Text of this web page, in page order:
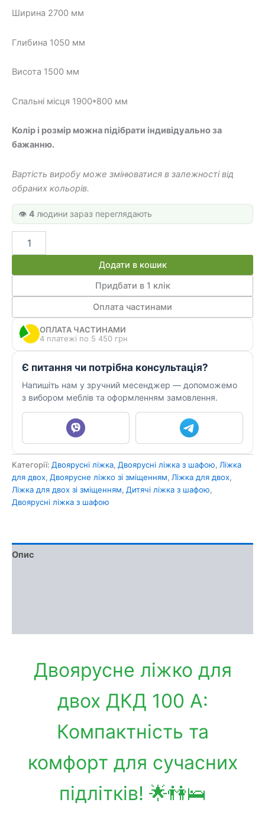
Ширина 2700 мм
Глибина 1050 мм
Висота 1500 мм
Спальні місця 1900*800 мм
Колір і розмір можна підібрати індивідуально за
бажанню.
Вартість виробу може змінюватися в залежності від
обраних кольорів.
👁️ 4 людини зараз переглядають
ліжко
двох
100
кількість
Додати в кошик
Придбати в 1 клік
Оплата частинами
ОПЛАТА ЧАСТИНАМИ
4 платежі по 5 450 грн
Є питання чи потрібна консультація?
Напишіть нам у зручний месенджер — допоможемо
з вибором меблів та оформленням замовлення.
Категорії: Двоярусні ліжка, Двоярусні ліжка з шафою, Ліжка
для двох, Двоярусне ліжко зі зміщенням, Ліжка для двох,
Ліжка для двох зі зміщенням, Дитячі ліжка з шафою,
Двоярусні ліжка з шафою
Опис
Двоярусне ліжко для
двох ДКД 100 А:
Компактність та
комфорт для сучасних
підлітків! 🌟👫🛌